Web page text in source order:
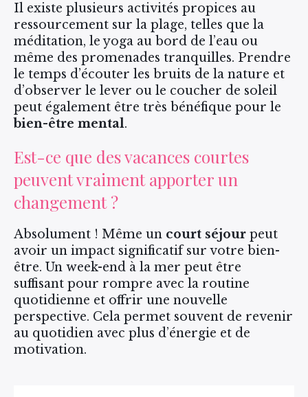
Il existe plusieurs activités propices au
ressourcement sur la plage, telles que la
méditation, le yoga au bord de l’eau ou
même des promenades tranquilles. Prendre
le temps d’écouter les bruits de la nature et
d’observer le lever ou le coucher de soleil
peut également être très bénéfique pour le
bien-être mental.
Est-ce que des vacances courtes
peuvent vraiment apporter un
changement ?
Absolument ! Même un court séjour peut
avoir un impact significatif sur votre bien-
être. Un week-end à la mer peut être
suffisant pour rompre avec la routine
quotidienne et offrir une nouvelle
perspective. Cela permet souvent de revenir
au quotidien avec plus d’énergie et de
motivation.